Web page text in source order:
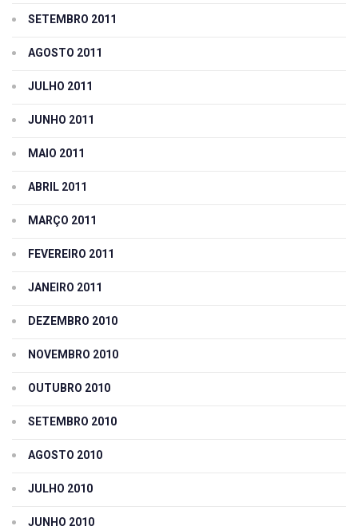
SETEMBRO 2011
AGOSTO 2011
JULHO 2011
JUNHO 2011
MAIO 2011
ABRIL 2011
MARÇO 2011
FEVEREIRO 2011
JANEIRO 2011
DEZEMBRO 2010
NOVEMBRO 2010
OUTUBRO 2010
SETEMBRO 2010
AGOSTO 2010
JULHO 2010
JUNHO 2010